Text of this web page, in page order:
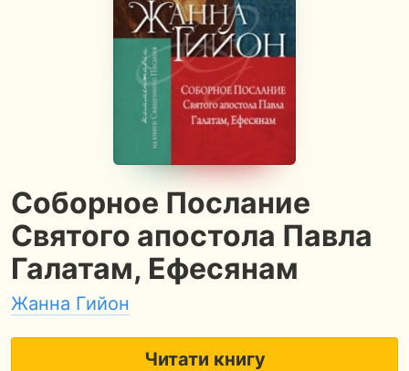
Соборное Послание
Святого апостола Павла
Галатам, Ефесянам
Жанна Гийон
Читати книгу